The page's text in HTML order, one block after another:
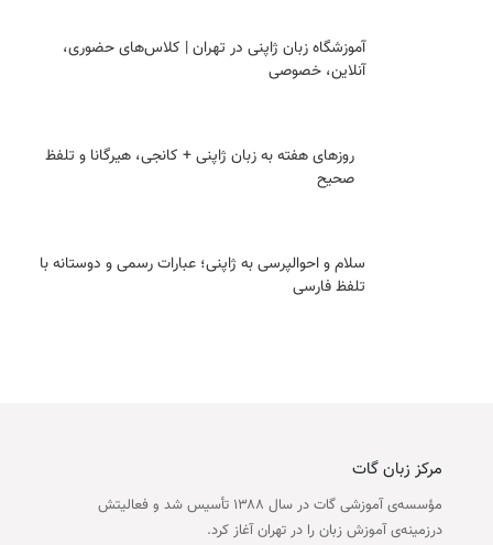
آموزشگاه زبان ژاپنی در تهران | کلاس‌های حضوری،
آنلاین، خصوصی
روزهای هفته به زبان ژاپنی + کانجی، هیرگانا و تلفظ
صحیح
سلام و احوالپرسی به ژاپنی؛ عبارات رسمی و دوستانه با
تلفظ فارسی
مرکز زبان گات
مؤسسه‌ی آموزشی گات در سال ۱۳۸۸ تأسیس شد و فعالیتش
درزمینه‌ی آموزش زبان را در تهران آغاز کرد.